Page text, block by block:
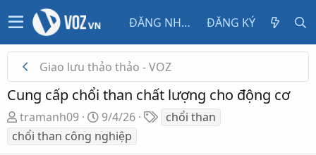
ĐĂNG NHẬP ĐĂNG KÝ
Giao lưu thảo thảo - VOZ
Cung cấp chổi than chất lượng cho động cơ
T
h
r
tramanh09
N
g
à
9/4/26
ừ
chổi than
chổi than công nghiệp